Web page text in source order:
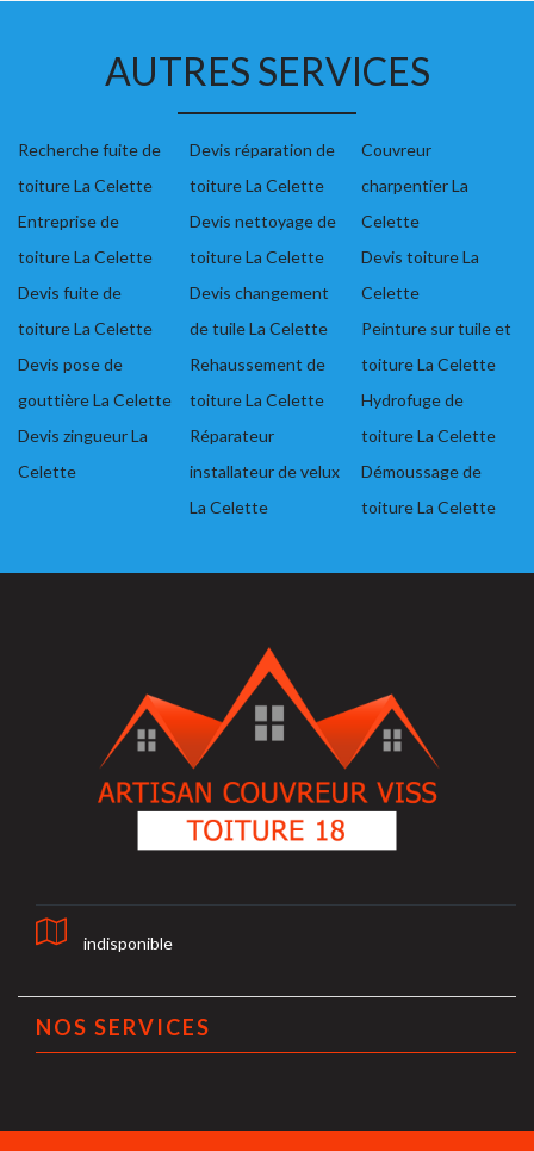
AUTRES SERVICES
Recherche fuite de
toiture La Celette
Entreprise de
toiture La Celette
Devis fuite de
toiture La Celette
Devis pose de
gouttière La Celette
Devis zingueur La
Celette
Devis réparation de
toiture La Celette
Devis nettoyage de
toiture La Celette
Devis changement
de tuile La Celette
Rehaussement de
toiture La Celette
Réparateur
installateur de velux
La Celette
Couvreur
charpentier La
Celette
Devis toiture La
Celette
Peinture sur tuile et
toiture La Celette
Hydrofuge de
toiture La Celette
Démoussage de
toiture La Celette
indisponible
NOS SERVICES